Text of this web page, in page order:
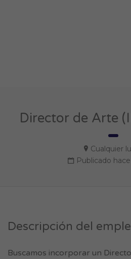
Director de Arte
Cualquier
Publicado
Descripción del
Buscamos incorporar un